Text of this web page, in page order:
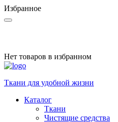
Избранное
Нет товаров в избранном
Ткани для удобной жизни
Каталог
Ткани
Чистящие средства